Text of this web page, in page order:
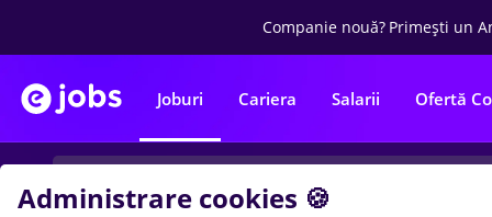
Companie nouă? Primești un
Joburi Cariera Salarii Ofertă
Administrare cookies 🍪